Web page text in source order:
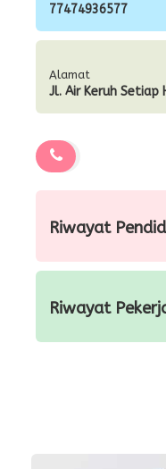
77474936577
Alamat
Jl. Air Keruh Setiap
Riwayat
Riwayat